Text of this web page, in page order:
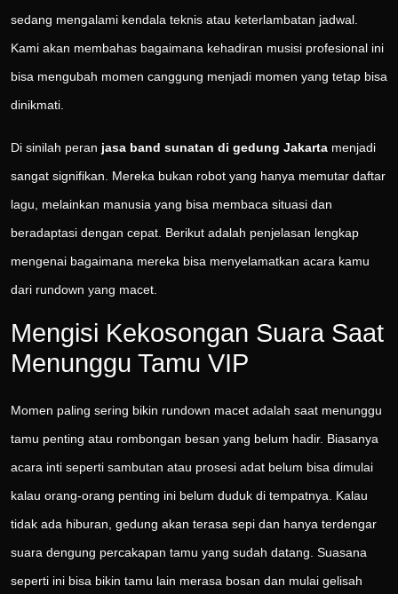
sedang mengalami kendala teknis atau keterlambatan jadwal.
Kami akan membahas bagaimana kehadiran musisi profesional ini
bisa mengubah momen canggung menjadi momen yang tetap bisa
dinikmati.
Di sinilah peran jasa band sunatan di gedung Jakarta menjadi
sangat signifikan. Mereka bukan robot yang hanya memutar daftar
lagu, melainkan manusia yang bisa membaca situasi dan
beradaptasi dengan cepat. Berikut adalah penjelasan lengkap
mengenai bagaimana mereka bisa menyelamatkan acara kamu
dari rundown yang macet.
Mengisi Kekosongan Suara Saat
Menunggu Tamu VIP
Momen paling sering bikin rundown macet adalah saat menunggu
tamu penting atau rombongan besan yang belum hadir. Biasanya
acara inti seperti sambutan atau prosesi adat belum bisa dimulai
kalau orang-orang penting ini belum duduk di tempatnya. Kalau
tidak ada hiburan, gedung akan terasa sepi dan hanya terdengar
suara dengung percakapan tamu yang sudah datang. Suasana
seperti ini bisa bikin tamu lain merasa bosan dan mulai gelisah